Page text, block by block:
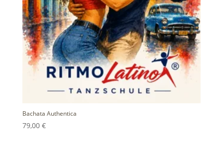
Bachata Authentica
79,00 €